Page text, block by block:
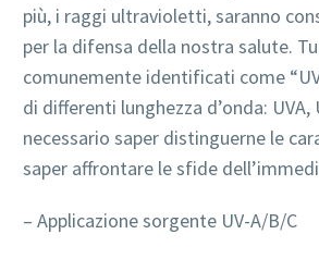
più, i raggi ultravioletti, saranno
per la difensa della nostra salute.
comunemente identificati come
di differenti lunghezza d’onda: UVA,
necessario saper distinguerne le
saper affrontare le sfide
– Applicazione sorgente UV-A/B/C